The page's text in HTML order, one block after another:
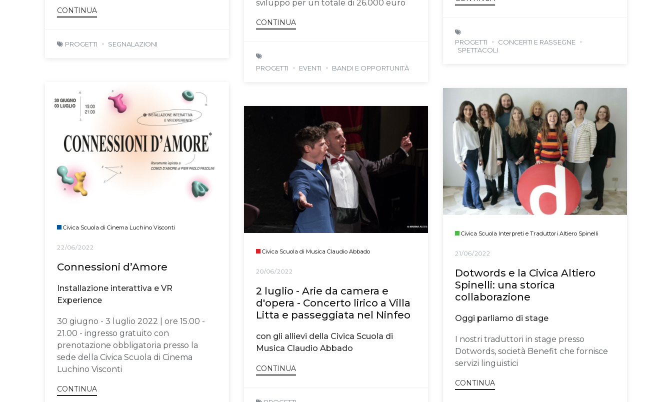
CONTINUA
PROGETTI SEGNALAZIONI
sviluppo per un totale di 26.000 euro
CONTINUA
PROGETTI EVENTI BANDI E OPPORTUNITÀ
PROGETTI
CONCERTI E RASSEGNE
SPETTACOLI
Civica Scuola di Cinema Luchino Visconti
22/06/2022
Connessioni d’Amore
Installazione interattiva e VR
Experience
30 giugno - 3 luglio 2022 | ore 15.00 -
21.00 - ingresso gratuito con
prenotazione obbligatoria presso la
sede della Civica Scuola di Cinema
Luchino Visconti
CONTINUA
Civica Scuola Interpreti e Traduttori Altiero Spinelli
21/06/2022
Dotwords e la Civica Altiero
Spinelli: una storica
collaborazione
Oggi parliamo di stage
I nostri traduttori in stage presso
Dotwords, società Benefit che fornisce
servizi linguistici
CONTINUA
Civica Scuola di Musica Claudio Abbado
20/06/2022
2 luglio - Arie da camera e
d'opera - Concerto lirico a Villa
Litta e passeggiata nel Ninfeo
con gli allievi della Civica Scuola di
Musica Claudio Abbado
CONTINUA